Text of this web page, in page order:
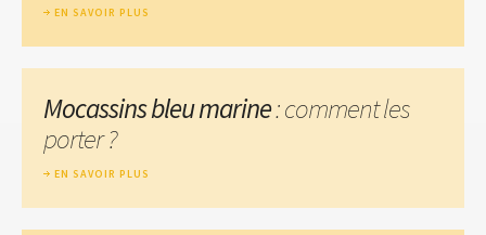
EN SAVOIR PLUS
Mocassins bleu marine: comment les
porter ?
EN SAVOIR PLUS